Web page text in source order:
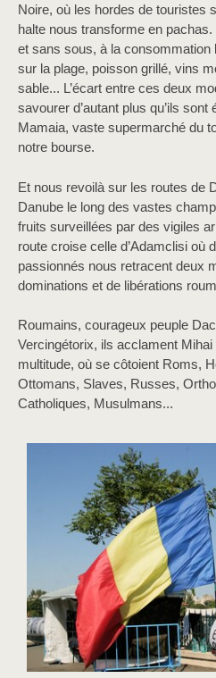
Noire, où les hordes de touristes
halte nous transforme en
et sans sous, à la consommation
sur la plage, poisson grillé, vins
sable... L’écart entre ces deux
savourer d’autant plus qu’ils
Mamaia, vaste supermarché du
notre bourse.
Et nous revoilà sur les routes de
Danube le long des vastes
fruits surveillées par des vigiles
route croise celle d’Adamclisi où
passionnés nous retracent deux
dominations et de libérations
Roumains, courageux peuple
Vercingétorix, ils acclament
multitude, où se côtoient Roms,
Ottomans, Slaves, Russes,
Catholiques, Musulmans...